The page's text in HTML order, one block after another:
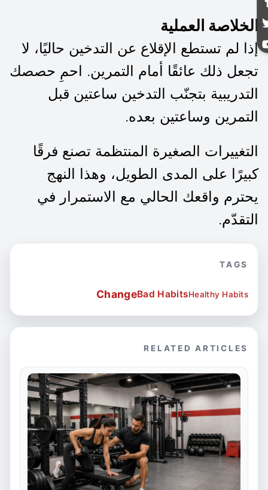
الخلاصة العملية
إذا لم تستطع الإقلاع عن التدخين حاليًا، لا
تجعل ذلك عائقًا أمام التمرين. احمِ حصصك
التدريبية بتجنّب التدخين ساعتين قبل
التمرين وساعتين بعده.
التغييرات الصغيرة المنتظمة تصنع فرقًا
كبيرًا على المدى الطويل، وهذا النهج
يحترم واقعك الحالي مع الاستمرار في
التقدّم.
TAGS
Healthy Habits
Bad Habits
Change
RELATED ARTICLES